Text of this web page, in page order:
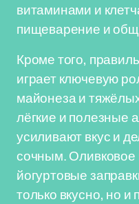
витаминами и
пищеварение и
Кроме того,
играет ключевую
майонеза и
лёгкие и полезные
усиливают вкус и
сочным.
йогуртовые
только вкусно, но и